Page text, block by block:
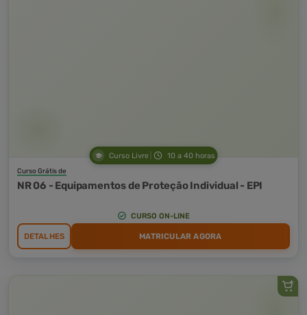
Curso Livre 10 a 40 horas
Curso Grátis de
NR 06 - Equipamentos de Proteção Individual - EPI
CURSO ON-LINE
DETALHES MATRICULAR AGORA